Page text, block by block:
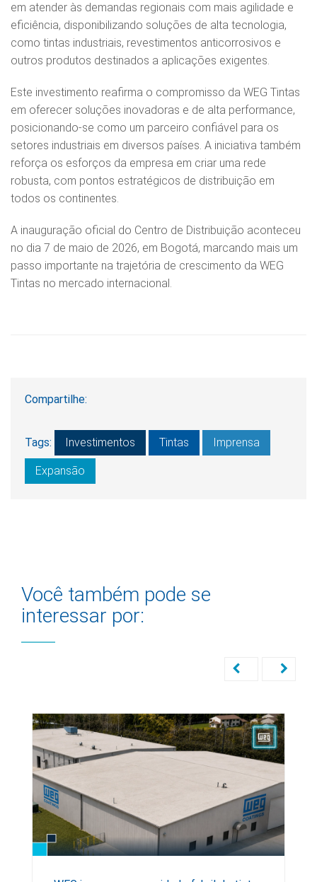
em atender às demandas regionais com mais agilidade e
eficiência, disponibilizando soluções de alta tecnologia,
como tintas industriais, revestimentos anticorrosivos e
outros produtos destinados a aplicações exigentes.
Este investimento reafirma o compromisso da WEG Tintas
em oferecer soluções inovadoras e de alta performance,
posicionando-se como um parceiro confiável para os
setores industriais em diversos países. A iniciativa também
reforça os esforços da empresa em criar uma rede
robusta, com pontos estratégicos de distribuição em
todos os continentes.
A inauguração oficial do Centro de Distribuição aconteceu
no dia 7 de maio de 2026, em Bogotá, marcando mais um
passo importante na trajetória de crescimento da WEG
Tintas no mercado internacional.
Compartilhe:
Tags: Investimentos Tintas Imprensa
Expansão
Você também pode se
interessar por: